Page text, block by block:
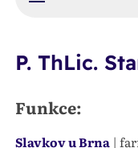
P. ThLic.
Funkce:
Slavkov u Brna |